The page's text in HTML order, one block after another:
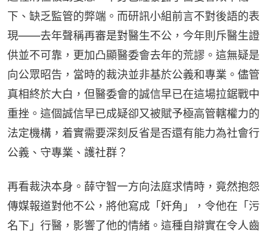
下、缺乏監管的弊端。而研訊小組前言不對後語的表
現——去年聲稱再審是對醫生不公，今年則斥醫生證
供並不可靠，更加凸顯醫委會去年的荒謬。這無疑是
向公眾昭告，當時的裁決並非基於公義和專業。儘管
真相終於大白，但醫委會的誠信早已在這場拉鋸戰中
重挫。這個誠信早已成疑卻又被賦予極高管轄權力的
法定機構，着實需要深刻反省是否還有能力為社會行
公義、守專業、護社群？
再看裁決本身。薛守智一方向法庭求情時，竟然抱怨
傳媒報道對他不公，將他寫成「奸角」，令他在「污
名下」行醫，影響了他的情緒。這種自辯實在令人齒